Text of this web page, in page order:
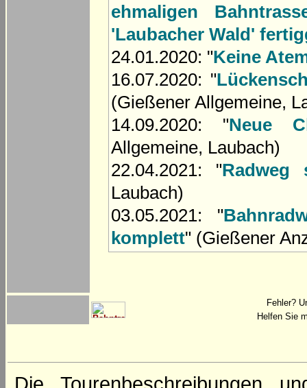
ehmaligen
'Laubacher Wald'
24.01.2020: "Keine
16.07.2020: "
(Gießener Allgemeine,
14.09.2020: "Neue
Allgemeine, Laubach)
22.04.2021: "Radweg
Laubach)
03.05.2021: "
komplett" (Gießener
Fehler?
Helfen Sie